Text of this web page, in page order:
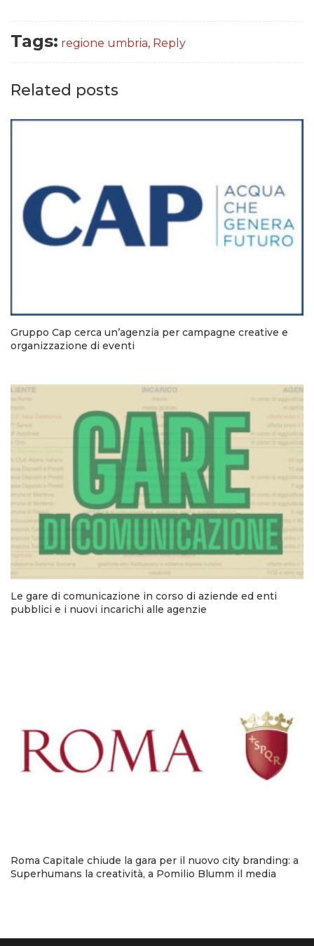
Tags: regione umbria, Reply
Related posts
Gruppo Cap cerca un’agenzia per campagne creative e
organizzazione di eventi
Le gare di comunicazione in corso di aziende ed enti
pubblici e i nuovi incarichi alle agenzie
Roma Capitale chiude la gara per il nuovo city branding: a
Superhumans la creatività, a Pomilio Blumm il media